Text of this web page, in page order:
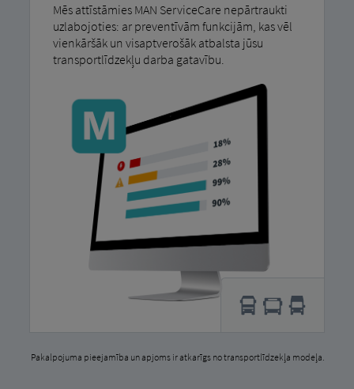
Mēs attīstāmies MAN ServiceCare nepārtraukti
uzlabojoties: ar preventīvām funkcijām, kas vēl
vienkāršāk un visaptverošāk atbalsta jūsu
transportlīdzekļu darba gatavību.
Pakalpojuma pieejamība un apjoms ir atkarīgs no transportlīdzekļa modeļa.